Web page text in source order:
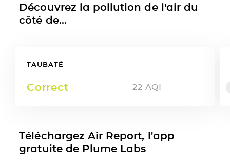
Découvrez la pollution de l'air du
côté de...
TAUBATÉ
Correct 22 AQI
Téléchargez Air Report, l'app
gratuite de Plume Labs